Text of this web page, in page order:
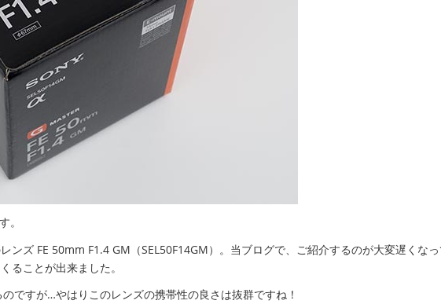
。
ンズ FE 50mm F1.4 GM（SEL50F14GM）。当ブログで、ご紹介するのが大変遅くなっ
ることが出来ました。
ですが…やはりこのレンズの携帯性の良さは抜群ですね！